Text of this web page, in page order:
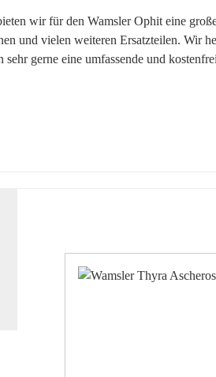
wir für den Wamsler Ophit eine
und vielen weiteren Ersatzteilen. Wir
gerne eine umfassende und